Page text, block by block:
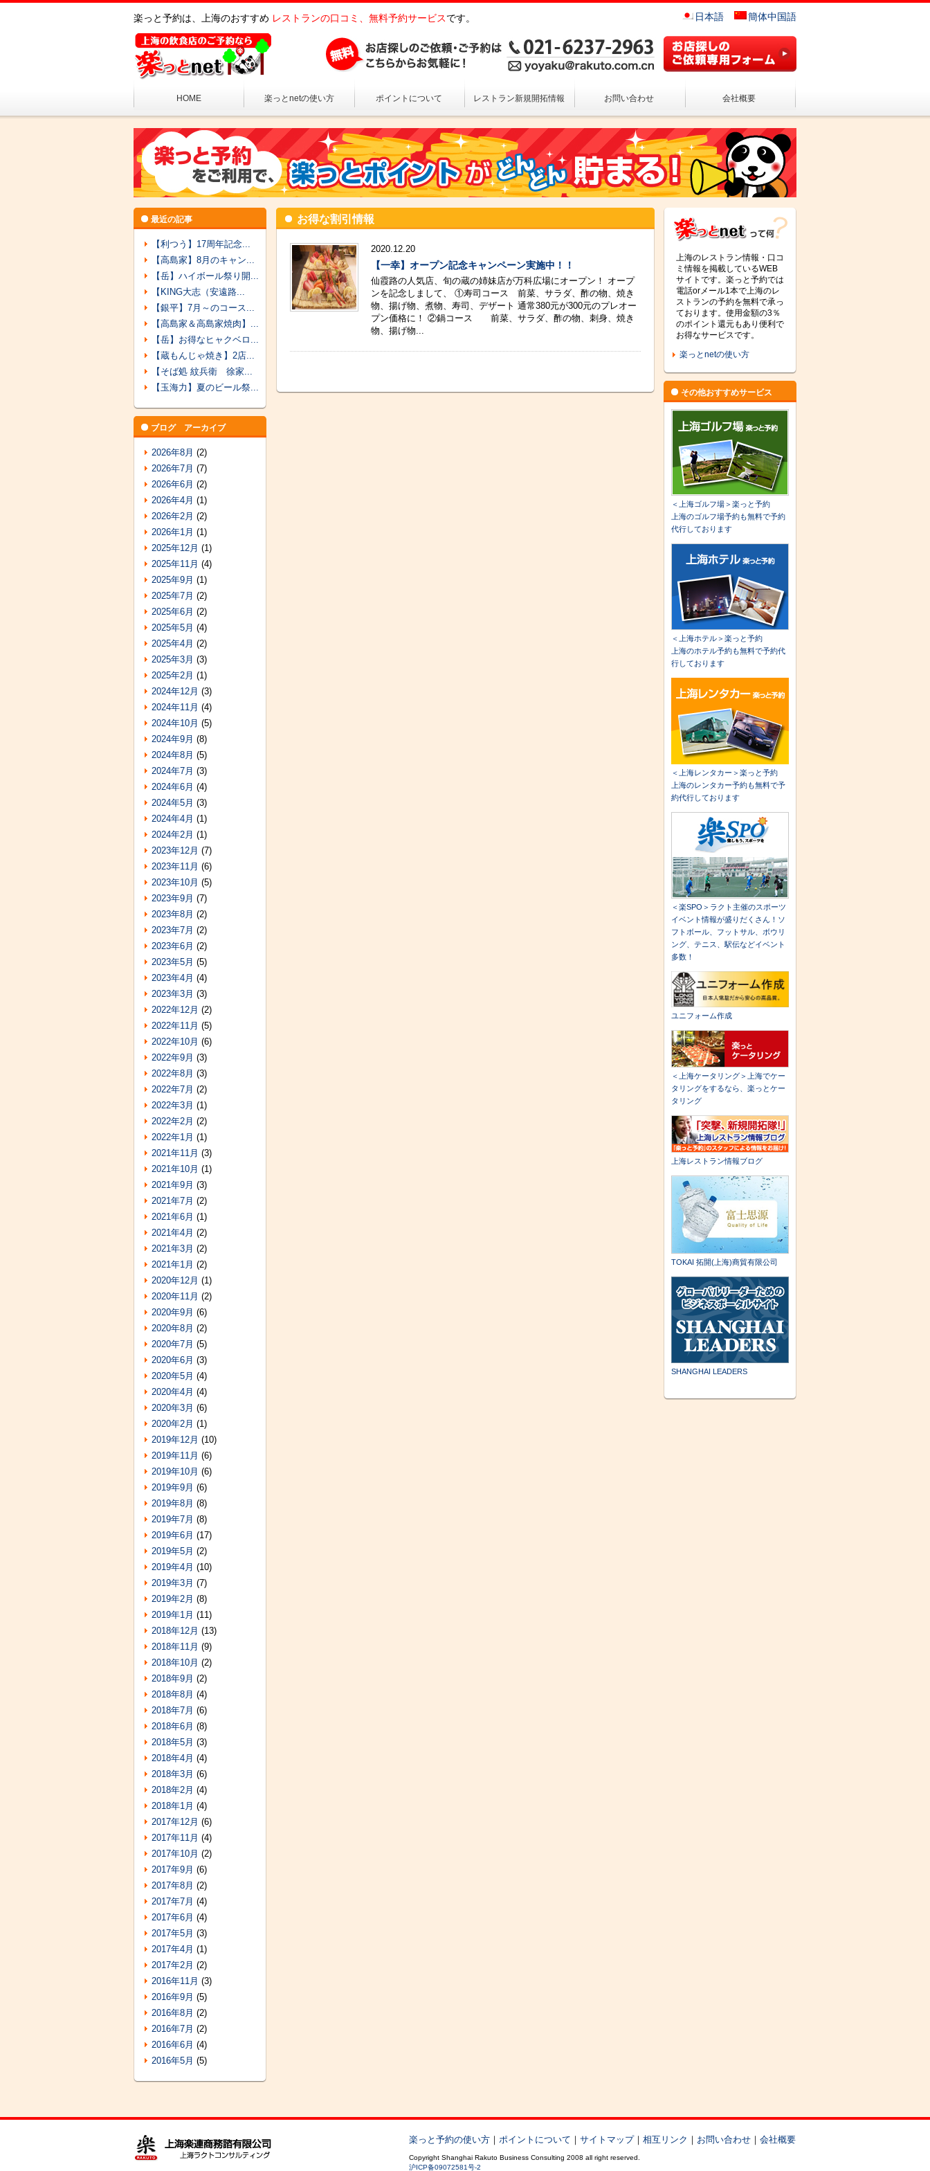
日本語 簡体中国語
楽っと予約は、上海のおすすめ レストランの口コミ、無料予約サービスです。
HOME 楽っとnetの使い方 ポイントについて レストラン新規開拓情報 お問い合わせ 会社概要
最近の記事
【利つう】17周年記念...
【高島家】8月のキャン...
【岳】ハイボール祭り開...
【KING大志（安遠路...
【銀平】7月～のコース...
【高島家＆高島家焼肉】...
【岳】お得なヒャクベロ...
【蔵もんじゃ焼き】2店...
【そば処 紋兵衛 徐家...
【玉海力】夏のビール祭...
ブログ アーカイブ
2026年8月 (2)
2026年7月 (7)
2026年6月 (2)
2026年4月 (1)
2026年2月 (2)
2026年1月 (1)
2025年12月 (1)
2025年11月 (4)
2025年9月 (1)
2025年7月 (2)
2025年6月 (2)
2025年5月 (4)
2025年4月 (2)
2025年3月 (3)
2025年2月 (1)
2024年12月 (3)
2024年11月 (4)
2024年10月 (5)
2024年9月 (8)
2024年8月 (5)
2024年7月 (3)
2024年6月 (4)
2024年5月 (3)
2024年4月 (1)
2024年2月 (1)
2023年12月 (7)
2023年11月 (6)
2023年10月 (5)
2023年9月 (7)
2023年8月 (2)
2023年7月 (2)
2023年6月 (2)
2023年5月 (5)
2023年4月 (4)
2023年3月 (3)
2022年12月 (2)
2022年11月 (5)
2022年10月 (6)
2022年9月 (3)
2022年8月 (3)
2022年7月 (2)
2022年3月 (1)
2022年2月 (2)
2022年1月 (1)
2021年11月 (3)
2021年10月 (1)
2021年9月 (3)
2021年7月 (2)
2021年6月 (1)
2021年4月 (2)
2021年3月 (2)
2021年1月 (2)
2020年12月 (1)
2020年11月 (2)
2020年9月 (6)
2020年8月 (2)
2020年7月 (5)
2020年6月 (3)
2020年5月 (4)
2020年4月 (4)
2020年3月 (6)
2020年2月 (1)
2019年12月 (10)
2019年11月 (6)
2019年10月 (6)
2019年9月 (6)
2019年8月 (8)
2019年7月 (8)
2019年6月 (17)
2019年5月 (2)
2019年4月 (10)
2019年3月 (7)
2019年2月 (8)
2019年1月 (11)
2018年12月 (13)
2018年11月 (9)
2018年10月 (2)
2018年9月 (2)
2018年8月 (4)
2018年7月 (6)
2018年6月 (8)
2018年5月 (3)
2018年4月 (4)
2018年3月 (6)
2018年2月 (4)
2018年1月 (4)
2017年12月 (6)
2017年11月 (4)
2017年10月 (2)
2017年9月 (6)
2017年8月 (2)
2017年7月 (4)
2017年6月 (4)
2017年5月 (3)
2017年4月 (1)
2017年2月 (2)
2016年11月 (3)
2016年9月 (5)
2016年8月 (2)
2016年7月 (2)
2016年6月 (4)
2016年5月 (5)
お得な割引情報
2020.12.20
【一幸】オープン記念キャンペーン実施中！！
仙霞路の人気店、旬の蔵の姉妹店が万科広場にオープン！ オープ
ンを記念しまして、 ①寿司コース 前菜、サラダ、酢の物、焼き
物、揚げ物、煮物、寿司、デザート 通常380元が300元のプレオー
プン価格に！ ②鍋コース 前菜、サラダ、酢の物、刺身、焼き
物、揚げ物...
上海のレストラン情報・口コ
ミ情報を掲載しているWEB
サイトです。楽っと予約では
電話orメール1本で上海のレ
ストランの予約を無料で承っ
ております。使用金額の3％
のポイント還元もあり便利で
お得なサービスです。
楽っとnetの使い方
その他おすすめサービス
＜上海ゴルフ場＞楽っと予約
上海のゴルフ場予約も無料で予約
代行しております
＜上海ホテル＞楽っと予約
上海のホテル予約も無料で予約代
行しております
＜上海レンタカー＞楽っと予約
上海のレンタカー予約も無料で予
約代行しております
＜楽SPO＞ラクト主催のスポーツ
イベント情報が盛りだくさん！ソ
フトボール、フットサル、ボウリ
ング、テニス、駅伝などイベント
多数！
ユニフォーム作成
＜上海ケータリング＞上海でケー
タリングをするなら、楽っとケー
タリング
上海レストラン情報ブログ
TOKAI 拓開(上海)商貿有限公司
SHANGHAI LEADERS
楽っと予約の使い方 ｜ ポイントについて ｜ サイトマップ｜ 相互リンク ｜ お問い合わせ ｜ 会社概要
Copyright Shanghai Rakuto Business Consulting 2008 all right reserved.
沪ICP备09072581号-2